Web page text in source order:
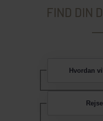
FIND DIN
Hvordan